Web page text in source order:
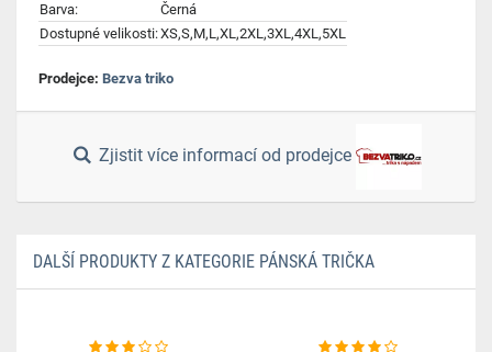
Barva:
Černá
Dostupné velikosti:XS,S,M,L,XL,2XL,3XL,4XL,5XL
Prodejce: Bezva triko
Zjistit více informací od prodejce
DALŠÍ PRODUKTY Z KATEGORIE PÁNSKÁ TRIČKA